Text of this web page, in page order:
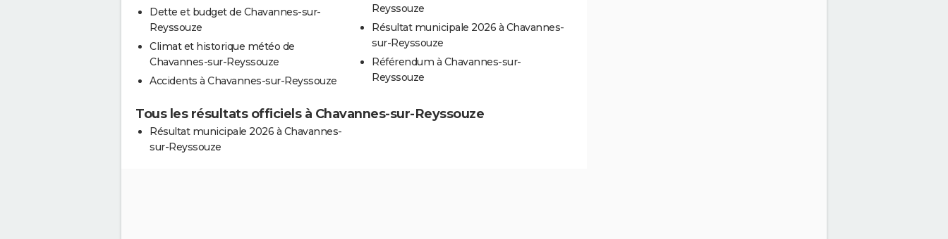
Dette et budget de Chavannes-sur-
Reyssouze
Climat et historique météo de
Chavannes-sur-Reyssouze
Accidents à Chavannes-sur-Reyssouze
Reyssouze
Résultat municipale 2026 à Chavannes-
sur-Reyssouze
Référendum à Chavannes-sur-
Reyssouze
Tous les résultats officiels à Chavannes-sur-Reyssouze
Résultat municipale 2026 à Chavannes-
sur-Reyssouze